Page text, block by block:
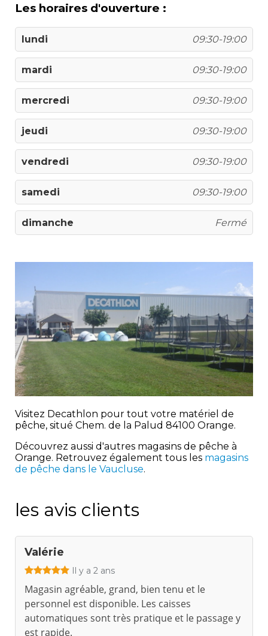
Les horaires d'ouverture :
lundi 09:30-19:00
mardi 09:30-19:00
mercredi 09:30-19:00
jeudi 09:30-19:00
vendredi 09:30-19:00
samedi 09:30-19:00
dimanche Fermé
Visitez Decathlon pour tout votre matériel de
pêche, situé Chem. de la Palud 84100 Orange.
Découvrez aussi d'autres magasins de pêche à
Orange. Retrouvez également tous les magasins
de pêche dans le Vaucluse.
les avis clients
Valérie
Il y a 2 ans
Magasin agréable, grand, bien tenu et le
personnel est disponible. Les caisses
automatiques sont très pratique et le passage y
est rapide.